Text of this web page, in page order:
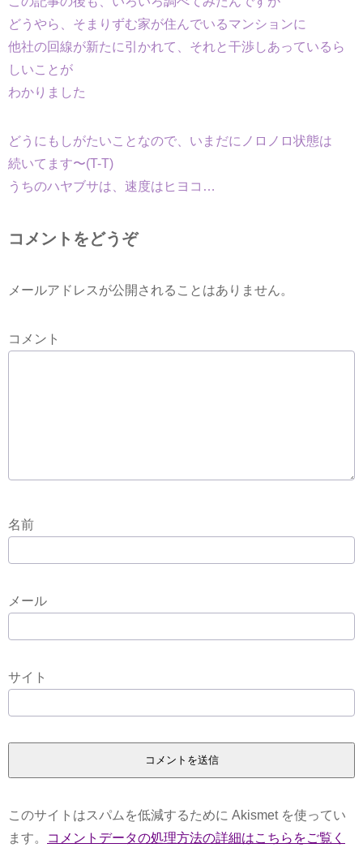
どうやら、そまりずむ家が住んでいるマンションに
他社の回線が新たに引かれて、それと干渉しあっているら
しいことが
わかりました
どうにもしがたいことなので、いまだにノロノロ状態は
続いてます〜(T-T)
うちのハヤブサは、速度はヒヨコ…
コメントをどうぞ
メールアドレスが公開されることはありません。
コメント
名前
メール
サイト
このサイトはスパムを低減するために Akismet を使ってい
ます。
コメントデータの処理方法の詳細はこちらをご覧く